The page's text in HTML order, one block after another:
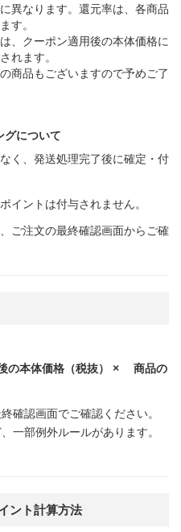
異なります。還元率は、各商品
す。
、クーポン適用後の本体価格に
れます。
商品もございますので予めご了
について
く、発送処理完了後に確定・付
イントは付与されません。
ご注文の最終確認画面からご確
の本体価格（税抜） × 商品の
確認画面でご確認ください。
一部例外ルールがあります。
ント計算方法